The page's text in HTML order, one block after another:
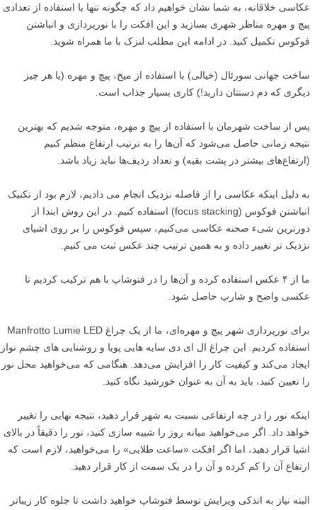
عکاسی خلاقانه، به شما نشان خواهیم داد که چگونه تنها با استفاده از تعدادی
پیچ و مهره مناظر شهری بسازید و این افکت را با نورپردازی و انباشتن
فوکوس تکمیل کنید. در ادامه این مطلب لنزک با ما همراه شوید.
ساخت جهانی سورئال (خیالی) با استفاده از میخ، پیچ و مهره (یا هر چیز
دیگری که دم دستتان دارید!) کاری بسیار جذاب است.
پس از ساخت شهرمان با استفاده از پیچ و مهره، متوجه شدیم که بهترین
نتیجه زمانی حاصل می‌شود که آن‌ها را به ترتیب ارتفاع منظم کنیم
(ارتفاع‌های بیشتر در پشت بقیه) و تعداد ردیف‌ها نباید زیاد باشد.
به دلیل اینکه عکاسی را از فاصله نزدیک انجام می دادیم، لازم بود از تکنیک
انباشتن فوکوس (focus stacking) استفاده کنیم. در این روش ابتدا از
دورترین شیء صحنه عکاسی می‌کنیم، سپس فوکوس را بر روی اشیای
نزدیک تر تغییر داده و به همین ترتیب چند عکس ثبت می کنیم.
ما از ۴ عکس استفاده کرده و آن‌ها را در فتوشاپ با هم ترکیب کردیم تا
عکسی واضح و شارپ حاصل شود.
برای نورپردازی شهر پیچ و مهره‌ای، ما از یک چراغ Manfrotto Lumie LED
استفاده کردیم. این چراغ ال ای دی سایه ‌هایی پویا و روشنایی ‌های چشم نواز
ایجاد می‌کند و کیفیت کار را افزایش می‌دهد. هنگامی که می‌خواهید محل نور
را تعیین کنید، باید به آن به عنوان خورشید نگاه کنید.
اینکه نور را در چه ارتفاعی نسبت به شهر قرار دهید، نتیجه نهایی را تغییر
خواهد داد. اگر می‌خواهید میانه‌ روز را شبیه سازی کنید، نور را دقیقاً در بالای
اشیا قرار دهید، اما اگر افکت «ساعت طلایی» را می‌خواهید، لازم است که
ارتفاع آن را کم کرده و آن را در یک سمت از کار قرار دهید.
البته نیاز به اندکی ویرایش توسط فتوشاپ خواهید داشت تا جلوه کار زیباتر